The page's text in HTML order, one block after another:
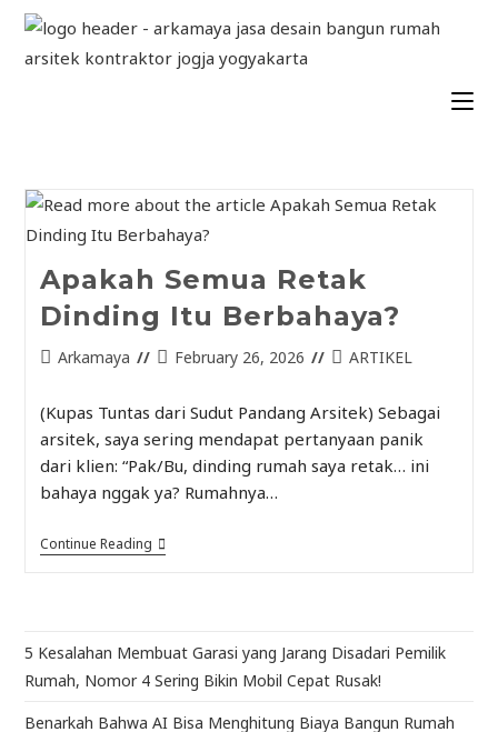
Apakah Semua Retak
Dinding Itu Berbahaya?
Arkamaya February 26, 2026 ARTIKEL
(Kupas Tuntas dari Sudut Pandang Arsitek) Sebagai
arsitek, saya sering mendapat pertanyaan panik
dari klien: “Pak/Bu, dinding rumah saya retak… ini
bahaya nggak ya? Rumahnya…
Continue Reading
5 Kesalahan Membuat Garasi yang Jarang Disadari Pemilik
Rumah, Nomor 4 Sering Bikin Mobil Cepat Rusak!
Benarkah Bahwa AI Bisa Menghitung Biaya Bangun Rumah